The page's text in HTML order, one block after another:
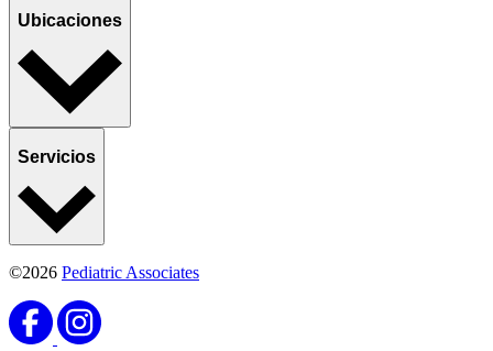
Ubicaciones
Servicios
©2026 Pediatric Associates